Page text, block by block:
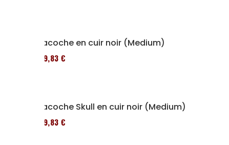
Sacoche en cuir noir (Medium)
119,83 €
Sacoche Skull en cuir noir (Medium)
119,83 €